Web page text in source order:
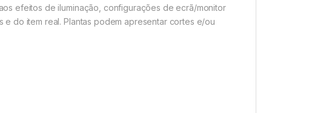
efeitos de iluminação, configurações de ecrã/monitor
do item real. Plantas podem apresentar cortes e/ou